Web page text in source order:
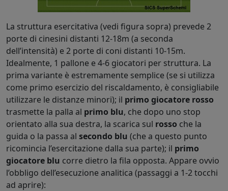
La struttura esercitativa (vedi figura sopra) prevede 2
porte di cinesini distanti 12-18m (a seconda
dell’intensità) e 2 porte di coni distanti 10-15m.
Idealmente, 1 pallone e 4-6 giocatori per struttura. La
prima variante è estremamente semplice (se si utilizza
come primo esercizio del riscaldamento, è consigliabile
utilizzare le distanze minori); il primo giocatore rosso
trasmette la palla al primo blu, che dopo uno stop
orientato alla sua destra, la scarica sul rosso che la
guida o la passa al secondo blu (che a questo punto
ricomincia l’esercitazione dalla sua parte); il primo
giocatore blu corre dietro la fila opposta. Appare ovvio
l’obbligo dell’esecuzione analitica (passaggi a 1-2 tocchi
ad aprire):